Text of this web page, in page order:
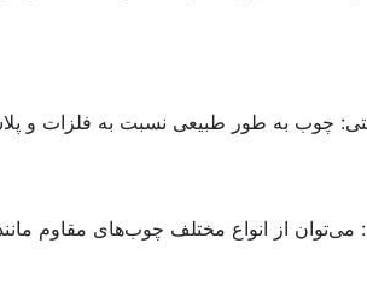
چوب به طور طبیعی نسبت به فلزات و
از انواع مختلف چوب‌های مقاوم